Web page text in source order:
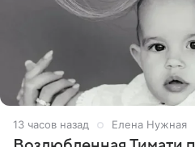
13 часов назад Елена Нужная